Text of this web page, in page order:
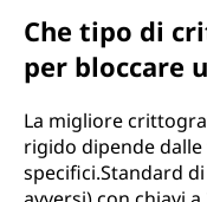
Che tipo di
per bloccare
La migliore
rigido dipende
specifici.Standard